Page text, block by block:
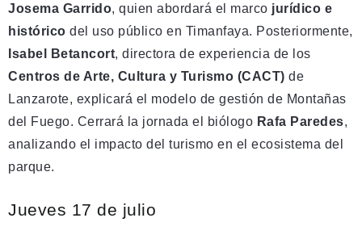
Josema Garrido, quien abordará el marco jurídico e
histórico del uso público en Timanfaya. Posteriormente,
Isabel Betancort, directora de experiencia de los
Centros de Arte, Cultura y Turismo (CACT) de
Lanzarote, explicará el modelo de gestión de Montañas
del Fuego. Cerrará la jornada el biólogo Rafa Paredes,
analizando el impacto del turismo en el ecosistema del
parque.
Jueves 17 de julio